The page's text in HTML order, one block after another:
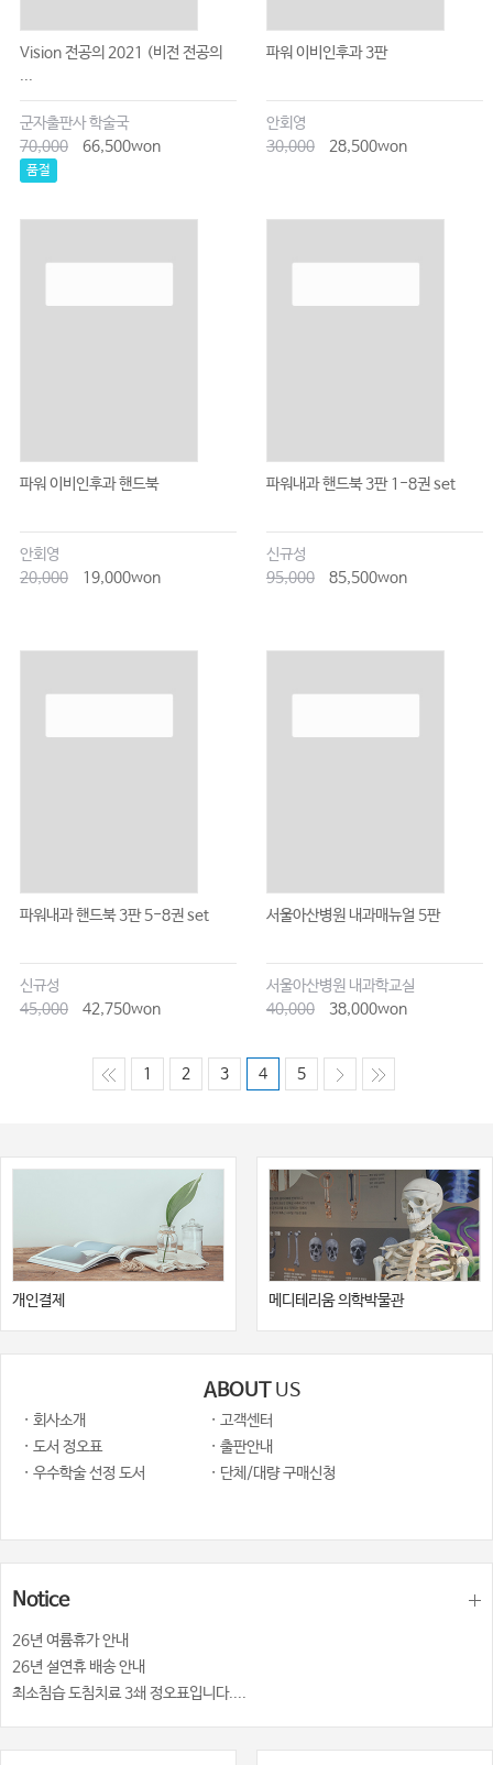
Vision 전공의 2021 (비전 전공의
...
군자출판사 학술국
70,000
66,500won
품절
파워 이비인후과 3판
안회영
30,000
28,500won
파워 이비인후과 핸드북
안회영
20,000
19,000won
파워내과 핸드북 3판 1-8권 set
신규성
95,000
85,500won
파워내과 핸드북 3판 5-8권 set
신규성
45,000
42,750won
서울아산병원 내과매뉴얼 5판
서울아산병원 내과학교실
40,000
38,000won
1 2 3 4 5
개인결제 메디테리움 의학박물관
ABOUTUS
· 회사소개
· 고객센터
· 도서 정오표
· 출판안내
· 우수학술 선정 도서
· 단체/대량 구매신청
Notice
26년 여륨휴가 안내
26년 설연휴 배송 안내
최소침습 도침치료 3쇄 정오표입니다....